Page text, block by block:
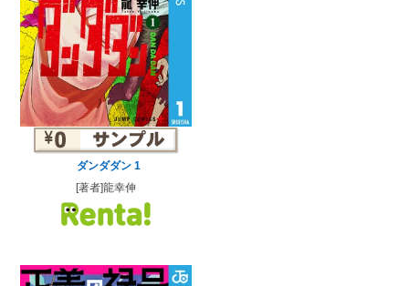
ダンダダン 1
[著者]龍幸伸